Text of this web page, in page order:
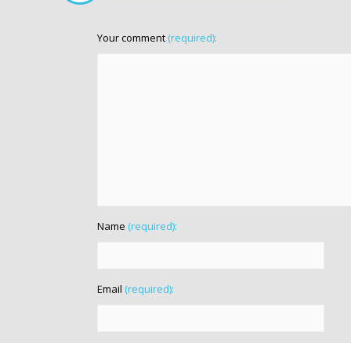
Your comment (required):
Name (required):
Email (required):